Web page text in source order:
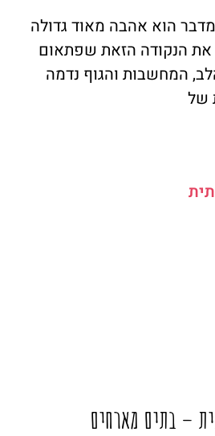
הוא אהבה מאוד גדולה
את הנקודה הזאת שפתאום
המחשבות והגוף נדמה
של
– בתים מארחים